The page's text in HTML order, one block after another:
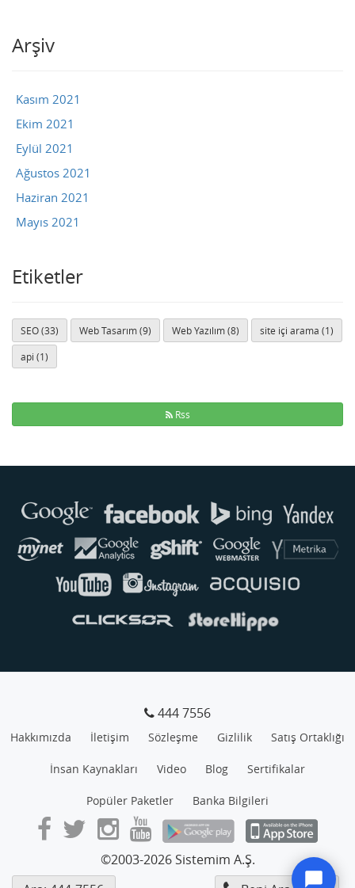
Arşiv
Kasım 2021
Ekim 2021
Eylül 2021
Ağustos 2021
Haziran 2021
Mayıs 2021
Etiketler
SEO (33) Web Tasarım (9) Web Yazılım (8) site içi arama (1)
api (1)
Rss
444 7556
Hakkımızda İletişim Sözleşme Gizlilik Satış Ortaklığı
İnsan Kaynakları Video Blog Sertifikalar
Popüler Paketler Banka Bilgileri
©2003-2026 Sistemim A.Ş.
Genellikle anında yanıt verir